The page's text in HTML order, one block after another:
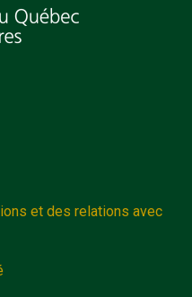
et des relations avec